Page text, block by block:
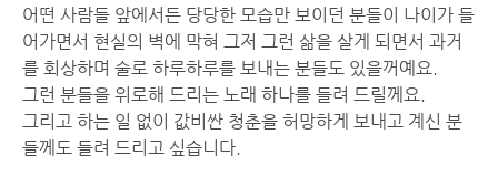
어떤 사람들 앞에서든 당당한 모습만 보이던 분들이 나이가 들
어가면서 현실의 벽에 막혀 그저 그런 삶을 살게 되면서 과거
를 회상하며 술로 하루하루를 보내는 분들도 있을꺼예요.
그런 분들을 위로해 드리는 노래 하나를 들려 드릴께요.
그리고 하는 일 없이 값비싼 청춘을 허망하게 보내고 계신 분
들께도 들려 드리고 싶습니다.